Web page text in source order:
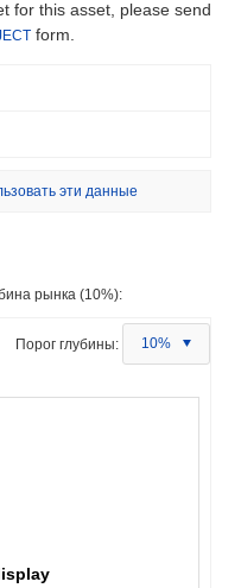
for this asset, please send
form.
эти данные
рынка (10%):
Порог глубины: 10%